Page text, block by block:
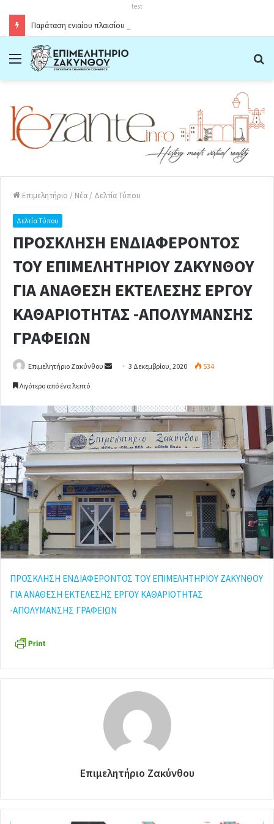
test
Menu
Επιμελητήριο / Νέα / Δελτία Τύπου
Δελτία Τύπου
ΠΡΟΣΚΛΗΣΗ ΕΝΔΙΑΦΕΡΟΝΤΟΣ
ΤΟΥ ΕΠΙΜΕΛΗΤΗΡΙΟΥ ΖΑΚΥΝΘΟΥ
ΓΙΑ ΑΝΑΘΕΣΗ ΕΚΤΕΛΕΣΗΣ ΕΡΓΟΥ
ΚΑΘΑΡΙΟΤΗΤΑΣ -ΑΠΟΛΥΜΑΝΣΗΣ
ΓΡΑΦΕΙΩΝ
Επιμελητήριο Ζακύνθου
d
n
e
m
a
i
3 Δεκεμβρίου, 2020 534
Λιγότερο από ένα λεπτό
ΠΡΟΣΚΛΗΣΗ ΕΝΔΙΑΦΕΡΟΝΤΟΣ ΤΟΥ ΕΠΙΜΕΛΗΤΗΡΙΟΥ ΖΑΚΥΝΘΟΥ
ΓΙΑ ΑΝΑΘΕΣΗ ΕΚΤΕΛΕΣΗΣ ΕΡΓΟΥ ΚΑΘΑΡΙΟΤΗΤΑΣ
-ΑΠΟΛΥΜΑΝΣΗΣ ΓΡΑΦΕΙΩΝ
Επιμελητήριο Ζακύνθου